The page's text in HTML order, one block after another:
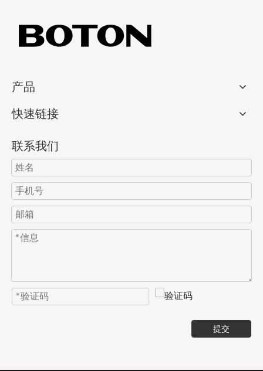
产品
快速链接
联系我们
提交